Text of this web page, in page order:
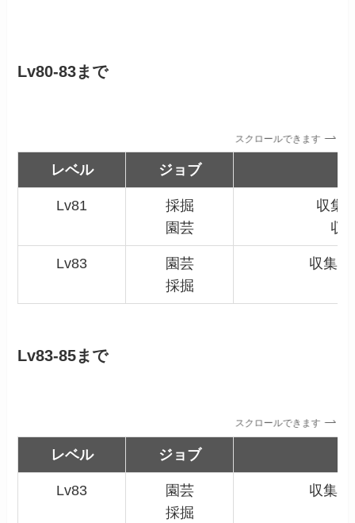
Lv80-83まで
スクロールできます
レベル ジョブ
Lv81
採掘
園芸
収集
収
Lv83
園芸
採掘
収集
Lv83-85まで
スクロールできます
レベル ジョブ
Lv83
園芸
採掘
収集